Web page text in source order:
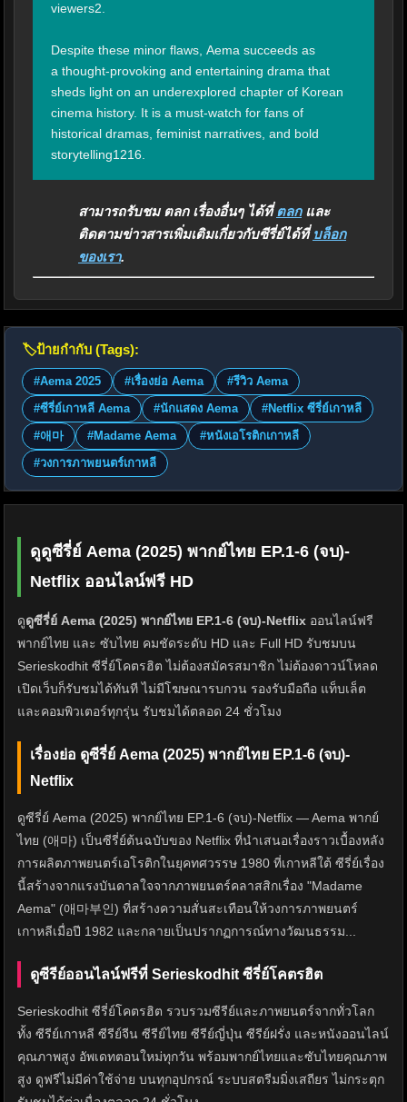
viewers2.
Despite these minor flaws, Aema succeeds as
a thought-provoking and entertaining drama that
sheds light on an underexplored chapter of Korean
cinema history. It is a must-watch for fans of
historical dramas, feminist narratives, and bold
storytelling1216.
สามารถรับชม ตลก เรื่องอื่นๆ ได้ที่ ตลกและ
ติดตามข่าวสารเพิ่มเติมเกี่ยวกับซีรี่ย์ได้ที่ บล็อก
ของเรา.
🏷️ป้ายกำกับ (Tags):
#Aema 2025 #เรื่องย่อ Aema
#รีวิว Aema
#ซีรี่ย์เกาหลี Aema
#นักแสดง Aema
#Netflix ซีรี่ย์เกาหลี
#애마
#Madame Aema
#หนังเอโรติกเกาหลี
#วงการภาพยนตร์เกาหลี
ดูดูซีรี่ย์ Aema (2025) พากย์ไทย EP.1-6 (จบ)-
Netflix ออนไลน์ฟรี HD
ดูดูซีรี่ย์ Aema (2025) พากย์ไทย EP.1-6 (จบ)-Netflix ออนไลน์ฟรี
พากย์ไทย และ ซับไทย คมชัดระดับ HD และ Full HD รับชมบน
Serieskodhit ซีรี่ย์โคตรฮิต ไม่ต้องสมัครสมาชิก ไม่ต้องดาวน์โหลด
เปิดเว็บก็รับชมได้ทันที ไม่มีโฆษณารบกวน รองรับมือถือ แท็บเล็ต
และคอมพิวเตอร์ทุกรุ่น รับชมได้ตลอด 24 ชั่วโมง
เรื่องย่อ ดูซีรี่ย์ Aema (2025) พากย์ไทย EP.1-6 (จบ)-
Netflix
ดูซีรี่ย์ Aema (2025) พากย์ไทย EP.1-6 (จบ)-Netflix — Aema พากย์
ไทย (애마) เป็นซีรี่ย์ต้นฉบับของ Netflix ที่นำเสนอเรื่องราวเบื้องหลัง
การผลิตภาพยนตร์เอโรติกในยุคทศวรรษ 1980 ที่เกาหลีใต้ ซีรี่ย์เรื่อง
นี้สร้างจากแรงบันดาลใจจากภาพยนตร์คลาสสิกเรื่อง "Madame
Aema" (애마부인) ที่สร้างความสั่นสะเทือนให้วงการภาพยนตร์
เกาหลีเมื่อปี 1982 และกลายเป็นปรากฏการณ์ทางวัฒนธรรม...
ดูซีรีย์ออนไลน์ฟรีที่ Serieskodhit ซีรี่ย์โคตรฮิต
Serieskodhit ซีรี่ย์โคตรฮิต รวบรวมซีรีย์และภาพยนตร์จากทั่วโลก
ทั้ง ซีรีย์เกาหลี ซีรีย์จีน ซีรีย์ไทย ซีรีย์ญี่ปุ่น ซีรีย์ฝรั่ง และหนังออนไลน์
คุณภาพสูง อัพเดทตอนใหม่ทุกวัน พร้อมพากย์ไทยและซับไทยคุณภาพ
สูง ดูฟรีไม่มีค่าใช้จ่าย บนทุกอุปกรณ์ ระบบสตรีมมิ่งเสถียร ไม่กระตุก